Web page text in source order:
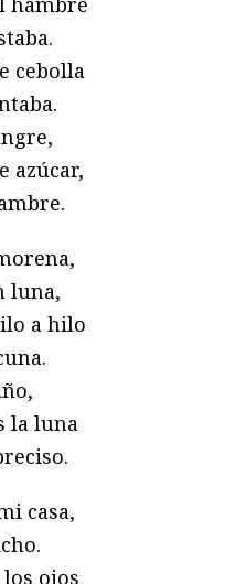
cebolla
azúcar,
luna,
a hilo
la luna
casa,
ojos